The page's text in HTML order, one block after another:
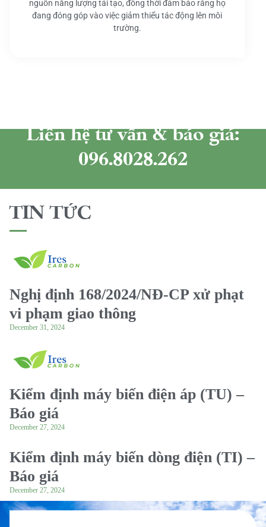
nguồn năng lượng tái tạo, đồng thời đảm bảo rằng họ
đang đóng góp vào việc giảm thiểu tác động lên môi
trường.
Liên hệ tư vấn & báo giá:
096.8028.262
TIN TỨC
Nghị định 168/2024/NĐ-CP xử phạt
vi phạm giao thông
December 31, 2024
Kiểm định máy biến điện áp (TU) –
Báo giá
December 27, 2024
Kiểm định máy biến dòng điện (TI) –
Báo giá
December 27, 2024